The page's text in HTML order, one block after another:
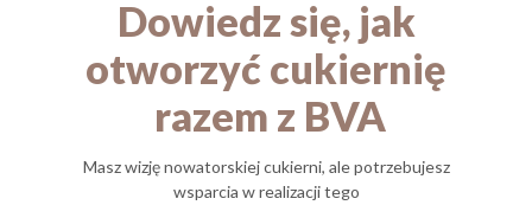
Dowiedz się, jak
otworzyć cukiernię
razem z BVA
Masz wizję nowatorskiej cukierni, ale potrzebujesz
wsparcia w realizacji tego